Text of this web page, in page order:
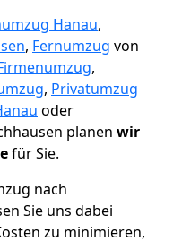
Hanau,
, Fernumzug von
,
, Privatumzug
oder
planen wir
für Sie.
nach
Sie uns dabei
zu minimieren,